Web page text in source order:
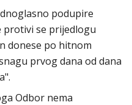
podupire
protivi se prijedlogu
donese po hitnom
prvog dana od dana
Odbor nema